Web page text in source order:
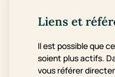
Liens et
Il est possible que
soient plus actifs.
vous référer